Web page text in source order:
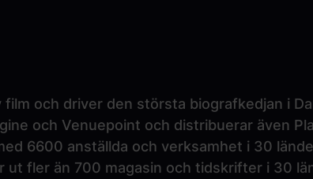
och driver den största biografkedjan i
och Venuepoint och distribuerar även
6600 anställda och verksamhet i 30
ut fler än 700 magasin och tidskrifter i 30